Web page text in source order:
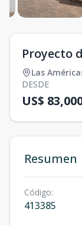
Proyecto
Las
DESDE
US$
Resumen
Código:
413385